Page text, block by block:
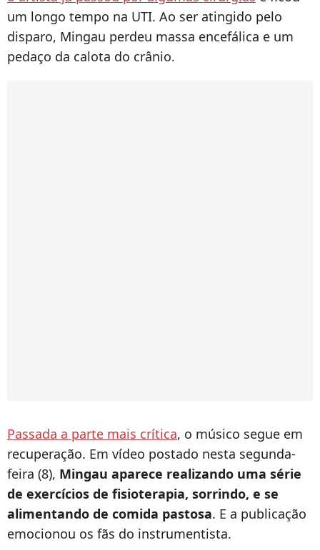
um longo tempo na UTI. Ao ser atingido pelo
disparo, Mingau perdeu massa encefálica e um
pedaço da calota do crânio.
Passada a parte mais crítica, o músico segue em
recuperação. Em vídeo postado nesta segunda-
feira (8), Mingau aparece realizando uma série
de exercícios de fisioterapia, sorrindo, e se
alimentando de comida pastosa. E a publicação
emocionou os fãs do instrumentista.